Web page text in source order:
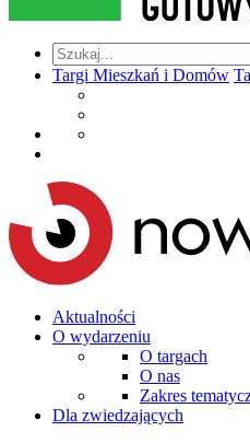
Targi Mieszkań i Domów
Aktualności
O wydarzeniu
O targach
O nas
Zakres
Dla zwiedzających